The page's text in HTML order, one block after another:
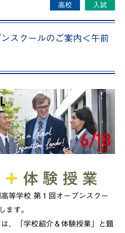
高校 入試
スクールのご案内＜午前
等学校 第１回オープンスクー
ます。
、「学校紹介＆体験授業」と題